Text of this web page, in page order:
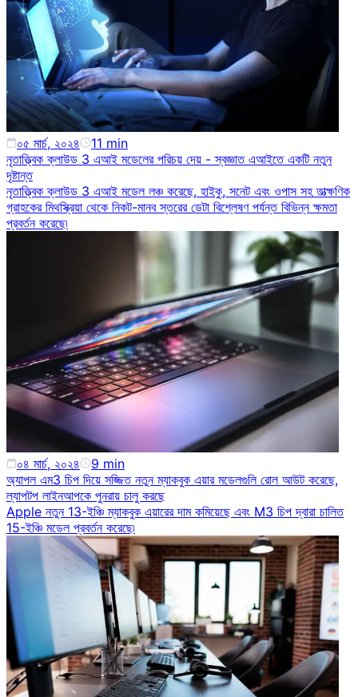
০৫ মার্চ, ২০২৪ 11 min
নৃতাত্ত্বিক ক্লাউড 3 এআই মডেলের পরিচয় দেয় - স্বজ্ঞাত এআইতে একটি নতুন
দৃষ্টান্ত
নৃতাত্ত্বিক ক্লাউড 3 এআই মডেল লঞ্চ করেছে, হাইকু, সনেট এবং ওপাস সহ তাত্ক্ষণিক
গ্রাহকের মিথস্ক্রিয়া থেকে নিকট-মানব স্তরের ডেটা বিশ্লেষণ পর্যন্ত বিভিন্ন ক্ষমতা
প্রবর্তন করেছে৷
০৪ মার্চ, ২০২৪ 9 min
অ্যাপল এম3 চিপ দিয়ে সজ্জিত নতুন ম্যাকবুক এয়ার মডেলগুলি রোল আউট করেছে,
ল্যাপটপ লাইনআপকে পুনরায় চালু করছে
Apple নতুন 13-ইঞ্চি ম্যাকবুক এয়ারের দাম কমিয়েছে এবং M3 চিপ দ্বারা চালিত
15-ইঞ্চি মডেল প্রবর্তন করেছে৷